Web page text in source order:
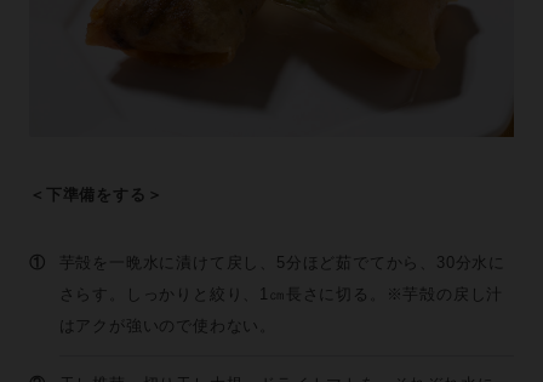
＜下準備をする＞
①
芋殻を一晩水に漬けて戻し、5分ほど茹でてから、30分水に
さらす。しっかりと絞り、1㎝長さに切る。※芋殻の戻し汁
はアクが強いので使わない。